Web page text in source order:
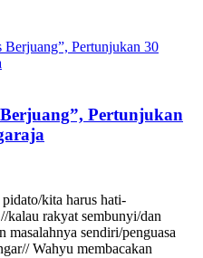
Pertunjukan
kita harus hati-
kalau rakyat sembunyi/dan
sendiri/penguasa
Wahyu membacakan